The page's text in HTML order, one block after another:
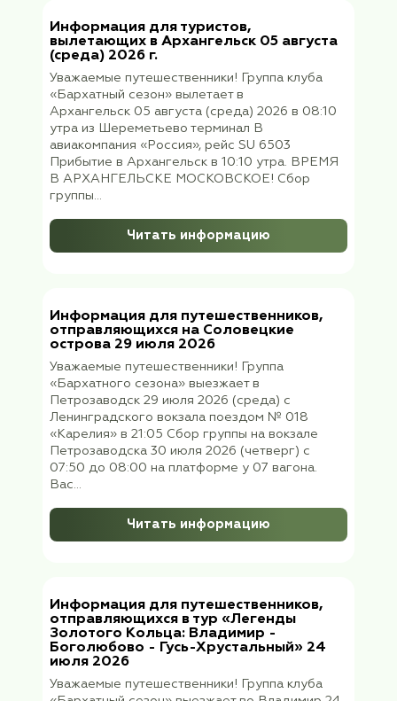
«Бархатный сезон» вылетает в
08 августа 2026 (суббота) в 08:15 из
Шереметьево, терминал В, рейс SU 6309
прибытие в Калининград 08 августа 2026
в 10:00 (местное время «-1» час от
московского) &n...
Читать информацию
вылетающих в Архангельск 05
(среда) 2026 г.
Уважаемые путешественники! Группа
«Бархатный сезон» вылетает в
Архангельск 05 августа (среда) 2026 в
утра из Шереметьево терминал В
авиакомпания «Россия», рейс SU 6503
Прибытие в Архангельск в 10:10 утра.
В АРХАНГЕЛЬСКЕ МОСКОВСКОЕ! Сбор
Информация для
отправляющихся на Соловецкие
острова 29 июля 2026